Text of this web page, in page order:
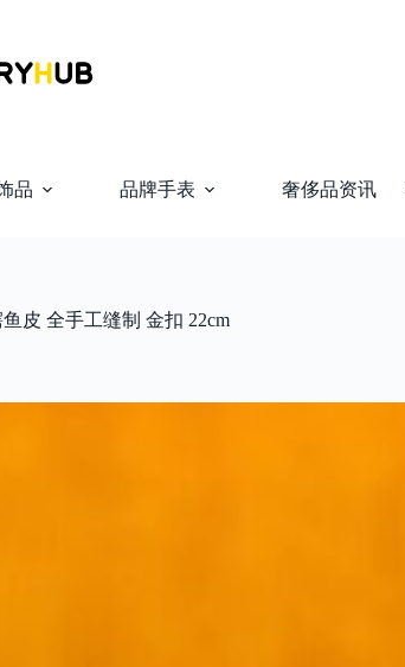
品 品牌手表 奢侈品资讯
皮 全手工缝制 金扣 22cm